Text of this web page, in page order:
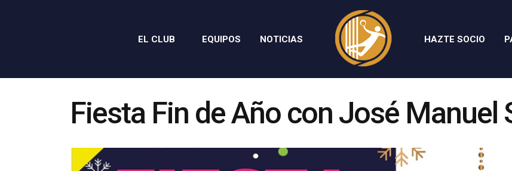
EL CLUB EQUIPOS NOTICIAS HAZTE SOCIO
Fiesta Fin de Año con José Manuel